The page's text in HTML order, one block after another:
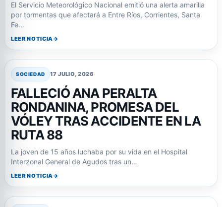
El Servicio Meteorológico Nacional emitió una alerta amarilla
por tormentas que afectará a Entre Ríos, Corrientes, Santa
Fe…
LEER NOTICIA
SOCIEDAD 17 JULIO, 2026
FALLECIÓ ANA PERALTA
RONDANINA, PROMESA DEL
VÓLEY TRAS ACCIDENTE EN LA
RUTA 88
La joven de 15 años luchaba por su vida en el Hospital
Interzonal General de Agudos tras un…
LEER NOTICIA